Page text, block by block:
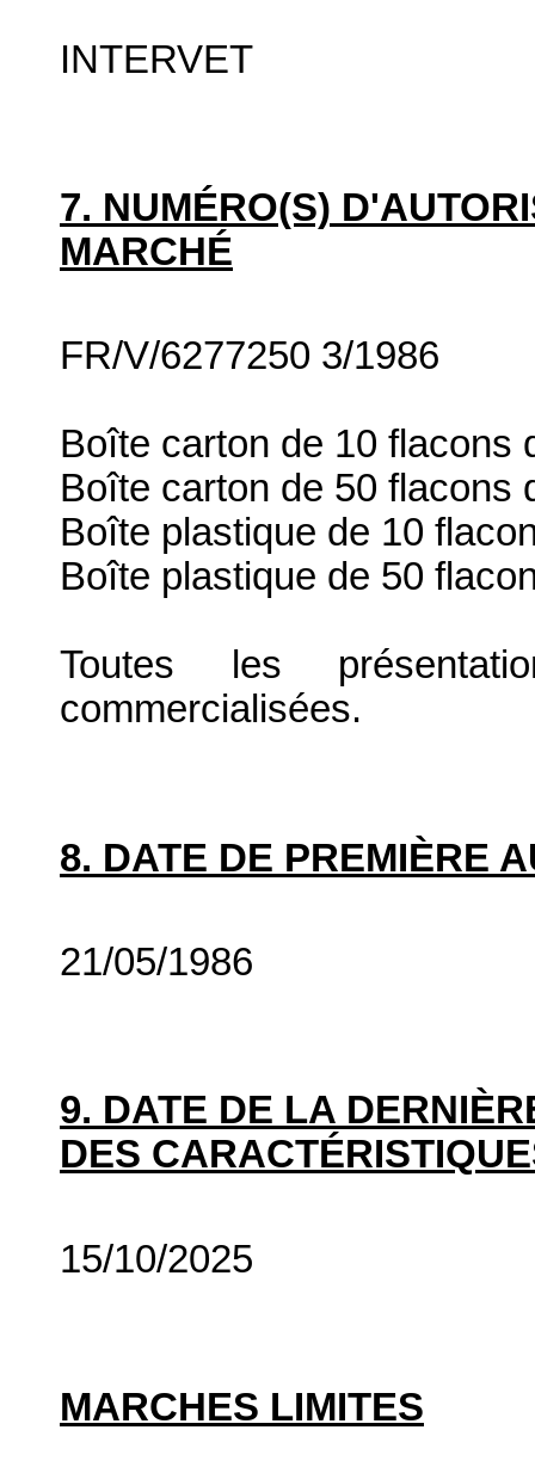
INTERVET
7. NUMÉRO(S)
MARCHÉ
FR/V/6277250 3/1986
Boîte carton de 10 flacons
Boîte carton de 50 flacons
Boîte plastique de 10
Boîte plastique de 50
Toutes les
commercialisées.
8. DATE DE PREMIÈRE
21/05/1986
9. DATE DE LA
DES
15/10/2025
MARCHES LIMITES